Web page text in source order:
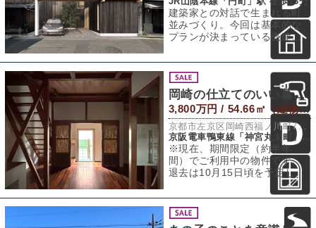
建築家との対話で生まれる町
並みづくり。今回は基本的な
プランが決まっている売建て
住宅が2区画と、更地から建築
家と設計プラン
岡崎の仕立てのいい暮らし
3,800万円 / 54.66㎡（建物） 40.69㎡（敷地）
京都市左京区岡崎西福ノ川町7番地13、7番地15
京阪電車鴨東線「神宮丸太町」駅 徒歩14分
※現在、期間限定（約半年
間）でご利用中の物件です。
退去は10月15日頃を予定して
います。内見は可能ですが、
日程の調整が必